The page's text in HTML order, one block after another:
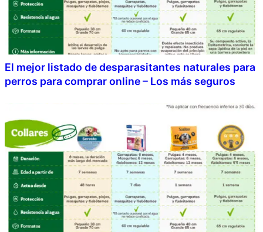
El mejor listado de desparasitantes naturales para
perros para comprar online – Los más seguros